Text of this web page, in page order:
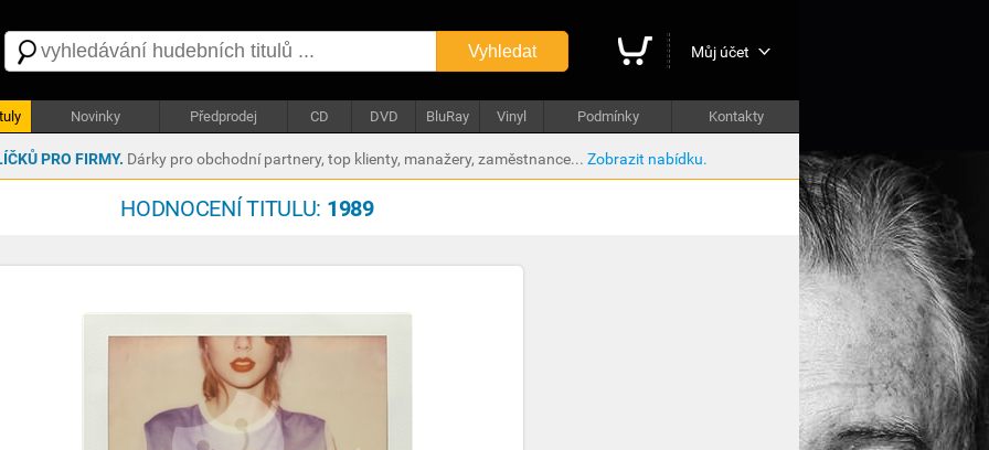
Vyhledat Můj účet
Novinky Předprodej CD DVD BluRay Vinyl Podmínky Kontakty
PRO FIRMY. Dárky pro obchodní partnery, top klienty, manažery, zaměstnance... Zobrazit nabídku.
HODNOCENÍ TITULU: 1989